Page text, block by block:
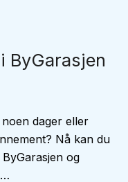
ByGarasjen
dager eller
Nå kan du
og